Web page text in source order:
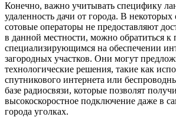
Конечно, важно учитывать специфику
удаленность дачи от города. В некоторых
сотовые операторы не предоставляют
в данной местности, можно обратиться к
специализирующимся на обеспечении
загородных участков. Они могут
технологические решения, такие как
спутникового интернета или
базе радиосвязи, которые позволят
высокоскоростное подключение даже в
города уголках.